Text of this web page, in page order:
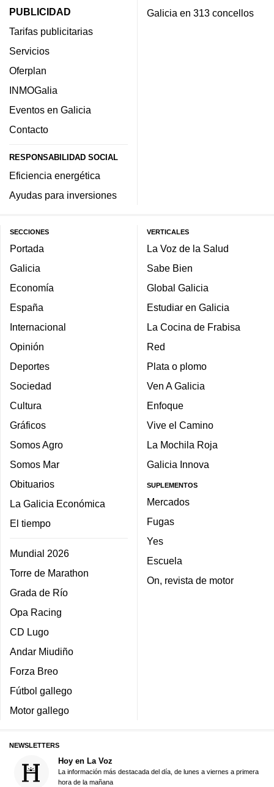
PUBLICIDAD
Tarifas publicitarias
Servicios
Oferplan
INMOGalia
Eventos en Galicia
Contacto
RESPONSABILIDAD SOCIAL
Eficiencia energética
Ayudas para inversiones
Galicia en 313 concellos
SECCIONES
Portada
Galicia
Economía
España
Internacional
Opinión
Deportes
Sociedad
Cultura
Gráficos
Somos Agro
Somos Mar
Obituarios
La Galicia Económica
El tiempo
Mundial 2026
Torre de Marathon
Grada de Río
Opa Racing
CD Lugo
Andar Miudiño
Forza Breo
Fútbol gallego
Motor gallego
VERTICALES
La Voz de la Salud
Sabe Bien
Global Galicia
Estudiar en Galicia
La Cocina de Frabisa
Red
Plata o plomo
Ven A Galicia
Enfoque
Vive el Camino
La Mochila Roja
Galicia Innova
SUPLEMENTOS
Mercados
Fugas
Yes
Escuela
On, revista de motor
NEWSLETTERS
Hoy en La Voz
La información más destacada del día, de lunes a viernes a primera
hora de la mañana